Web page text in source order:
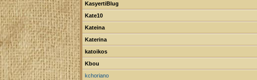
KasyertiBlug
Kate10
Kateina
Katerina
katoikos
Kbou
kchoriano